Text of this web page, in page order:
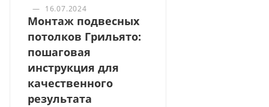
— 16.07.2024
Монтаж подвесных
потолков Грильято:
пошаговая
инструкция для
качественного
результата